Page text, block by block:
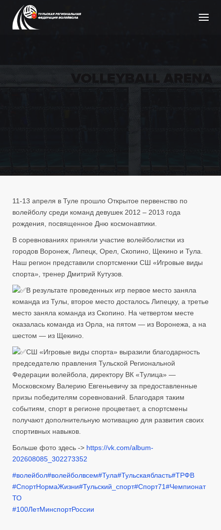
content
11-13 апреля в Туле прошло Открытое первенство по
волейболу среди команд девушек 2012 – 2013 года
рождения, посвященное Дню космонавтики.
В соревнованиях приняли участие волейболистки из
городов Воронеж, Липецк, Орел, Скопино, Щекино и Тула.
Наш регион представили спортсменки СШ «Игровые виды
спорта», тренер Дмитрий Кутузов.
В результате проведенных игр первое место заняла
команда из Тулы, второе место досталось Липецку, а третье
место заняла команда из Скопино. На четвертом месте
оказалась команда из Орла, на пятом — из Воронежа, а на
шестом — из Щекино.
СШ «Игровые виды спорта» выразили благодарность
председателю правления Тульской Региональной
Федерации волейбола, директору ВК «Тулица» —
Московскому Валерию Евгеньевичу за предоставленные
призы победителям соревнований. Благодаря таким
событиям, спорт в регионе процветает, а спортсмены
получают дополнительную мотивацию для развития своих
спортивных навыков.
Больше фото здесь -> https://vk.com/album-
202608085_302273352
#волейбол#волейболвсем#Тула#Тульскаябласть#ТРФВ
#СпортНормаЖизни#Тульский_спорт#Спорт71#Чемпионат
ТО
#100ЛетМинспортРоссии